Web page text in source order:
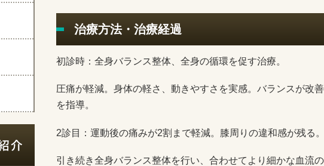
治療方法・治療経過
初診時：全身バランス整体、全身の循環を促す治療。
圧痛が軽減。身体の軽さ、動きやすさを実感。バランスが改
を指導。
2診目：運動後の痛みが2割まで軽減。膝周りの違和感が残る
引き続き全身バランス整体を行い、合わせてより細かな血流